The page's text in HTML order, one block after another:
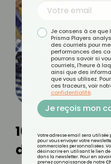
10 recettes
d'hiver
Je consens à ce que
Prisma Players
des courriels pour
performances des
pourrons savoir si
courriels, l'heure à
ainsi que des
que vous utilisez.
ces traceurs, voir
confidentialité.
Je reçois mon
Votre adresse email sera utilisée
pour vous envoyer votre
commerciales personnalisées.
désinscrire en utilisant le lien
dans la newsletter. Pour en
prenez connaissance de notre